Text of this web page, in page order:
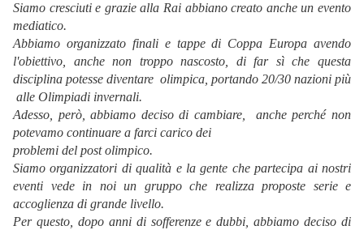
Siamo cresciuti e grazie alla Rai abbiano creato anche un evento
mediatico.
Abbiamo organizzato finali e tappe di Coppa Europa avendo
l'obiettivo, anche non troppo nascosto, di far sì che questa
disciplina potesse diventare olimpica, portando 20/30 nazioni più
alle Olimpiadi invernali.
Adesso, però, abbiamo deciso di cambiare, anche perché non
potevamo continuare a farci carico dei
problemi del post olimpico.
Siamo organizzatori di qualità e la gente che partecipa ai nostri
eventi vede in noi un gruppo che realizza proposte serie e
accoglienza di grande livello.
Per questo, dopo anni di sofferenze e dubbi, abbiamo deciso di